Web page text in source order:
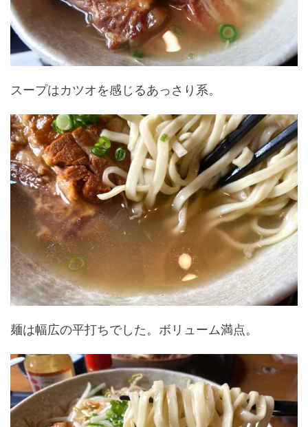
スープはカツオを感じるあっさり系。
麺は幅広の平打ちでした。ボリューム満点。